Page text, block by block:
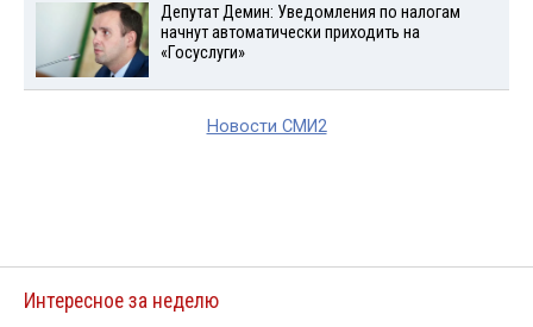
Депутат Демин: Уведомления по налогам
начнут автоматически приходить на
«Госуслуги»
Новости СМИ2
Интересное за неделю